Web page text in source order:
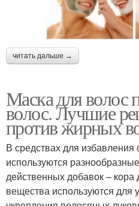
читать дальше →
Маска для волос
волос. Лучшие
против жирных
В средствах для избавления
используются
действенных добавок –
вещества используются для